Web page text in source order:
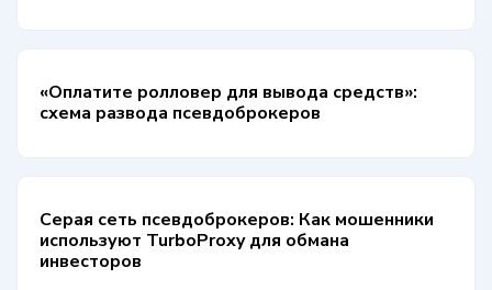
«Оплатите ролловер для вывода средств»:
схема развода псевдоброкеров
Серая сеть псевдоброкеров: Как мошенники
используют TurboProxy для обмана
инвесторов